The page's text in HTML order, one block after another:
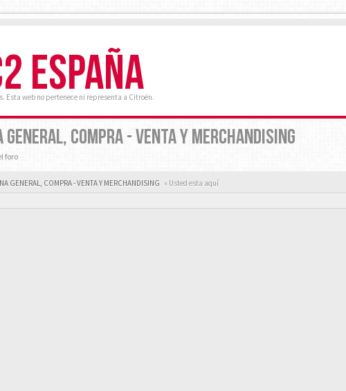
ESPAÑA
Esta web no pertenece ni representa a Citroën.
GENERAL, COMPRA - VENTA Y MERCHANDISING
foro
GENERAL, COMPRA - VENTA Y MERCHANDISING « Usted esta aquí